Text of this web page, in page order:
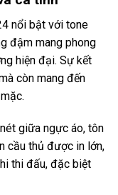
nổi bật với tone
đậm mang phong
hiện đại. Sự kết
còn mang đến
giữa ngực áo, tôn
cầu thủ được in lớn,
thi đấu, đặc biệt